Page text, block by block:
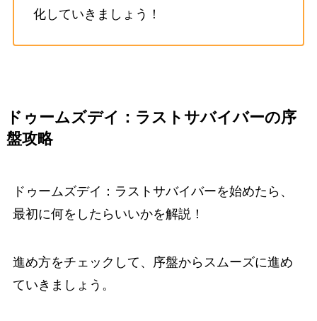
化していきましょう！
ドゥームズデイ：ラストサバイバーの序
盤攻略
ドゥームズデイ：ラストサバイバーを始めたら、
最初に何をしたらいいかを解説！
進め方をチェックして、序盤からスムーズに進め
ていきましょう。